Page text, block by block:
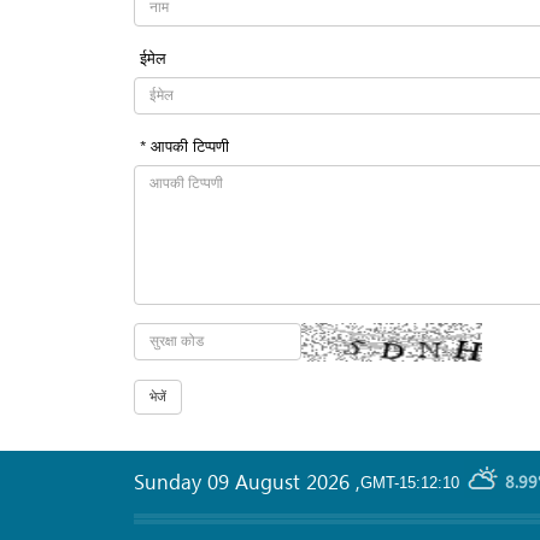
ईमेल
* आपकी टिप्पणी
GMT-15:12:10
Sunday 09 August 2026 ,